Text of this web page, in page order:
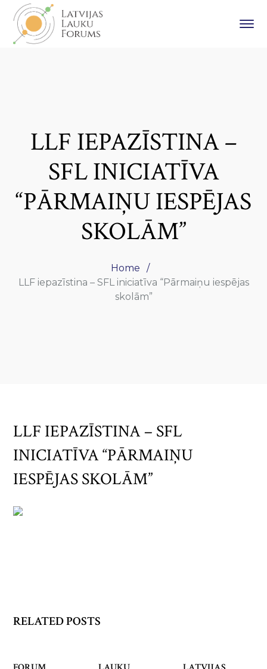
LLF IEPAZĪSTINA –
SFL INICIATĪVA
“PĀRMAIŅU IESPĒJAS
SKOLĀM”
Home
LLF iepazīstina – SFL iniciatīva “Pārmaiņu iespējas
skolām”
LLF IEPAZĪSTINA – SFL
INICIATĪVA “PĀRMAIŅU
IESPĒJAS SKOLĀM”
RELATED POSTS